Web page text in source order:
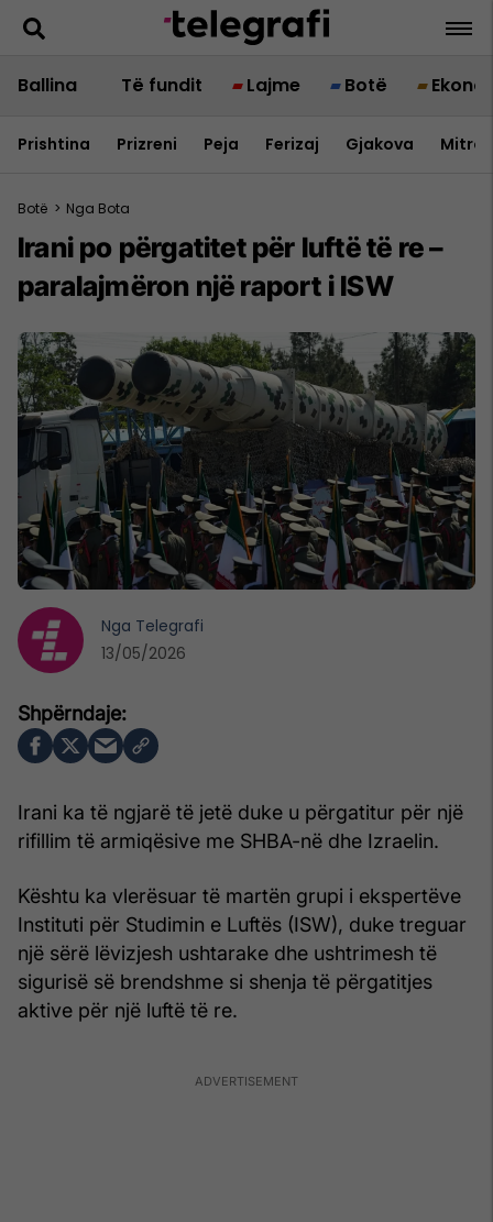
Ballina Të fundit Lajme Botë
Prishtina Prizreni Peja Ferizaj Gjakova
Botë > Nga Bota
Irani po përgatitet për luftë të re –
paralajmëron një raport i ISW
Irani ka të ngjarë të jetë duke u përgatitur për një
rifillim të armiqësive me SHBA-në dhe Izraelin.
Kështu ka vlerësuar të martën grupi i ekspertëve
Instituti për Studimin e Luftës (ISW), duke treguar
një sërë lëvizjesh ushtarake dhe ushtrimesh të
sigurisë së brendshme si shenja të përgatitjes
aktive për një luftë të re.
Nga Telegrafi
13/05/2026